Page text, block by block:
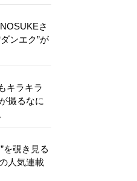
さ
ンエク”が
キラキラ
撮るなに
を覗き見る
人気連載